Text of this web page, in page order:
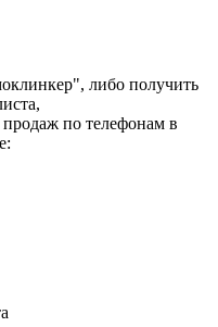
либо получить
по телефонам в